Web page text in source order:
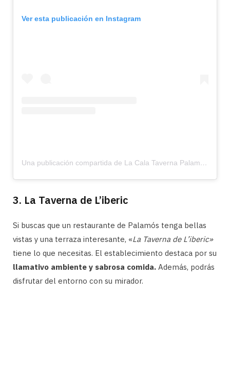
Ver esta publicación en Instagram
Una publicación compartida de La Cala Taverna Palamós (@lacalataverna)
3. La Taverna de L’iberic
Si buscas que un restaurante de Palamós tenga bellas
vistas y una terraza interesante, «La Taverna de L’iberic»
tiene lo que necesitas. El establecimiento destaca por su
llamativo ambiente y sabrosa comida. Además, podrás
disfrutar del entorno con su mirador.